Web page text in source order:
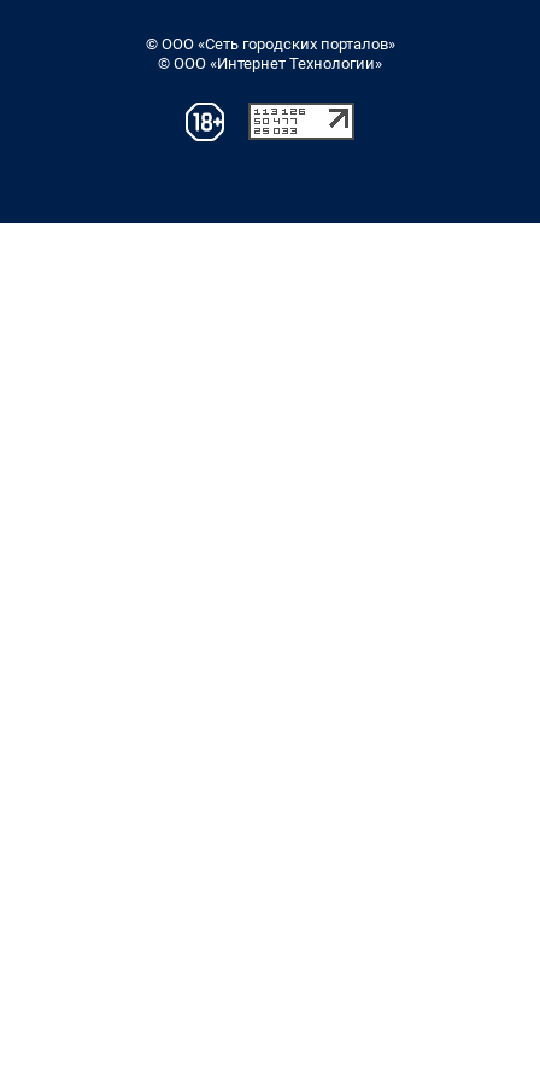
© ООО «Сеть городских порталов»
© ООО «Интернет Технологии»